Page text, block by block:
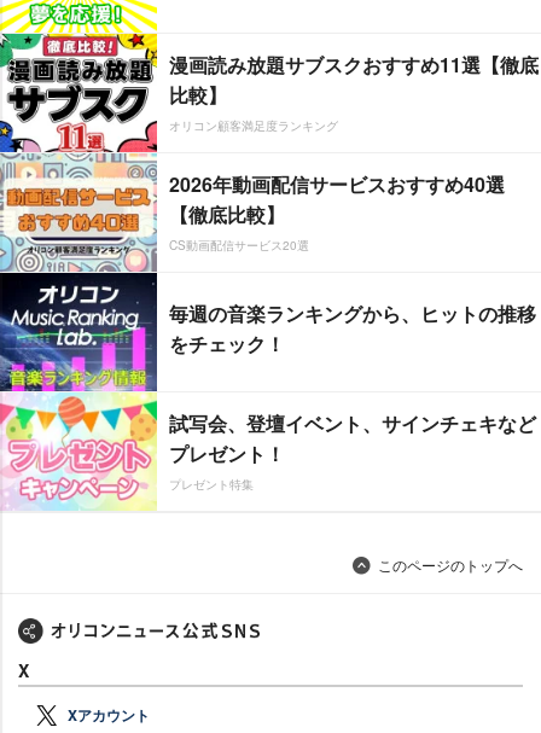
漫画読み放題サブスクおすすめ11選【徹底
比較】
オリコン顧客満足度ランキング
2026年動画配信サービスおすすめ40選
【徹底比較】
CS動画配信サービス20選
毎週の音楽ランキングから、ヒットの推移
をチェック！
試写会、登壇イベント、サインチェキなど
プレゼント！
プレゼント特集
このページのトップへ
X
Xアカウント